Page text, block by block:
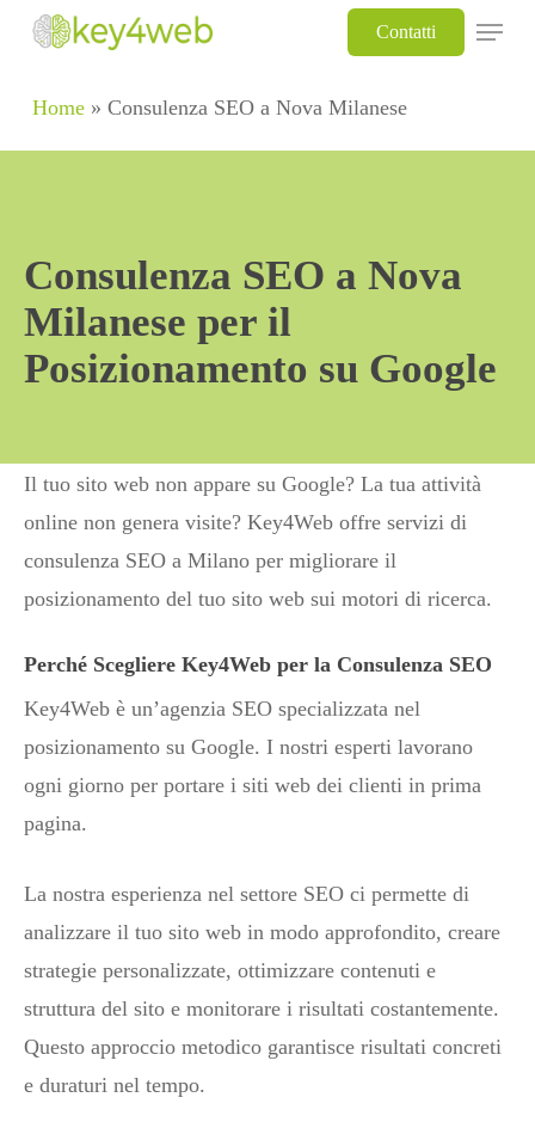
Skip
main
Contatti
Menu
Home» Consulenza SEO a Nova Milanese
Consulenza SEO a Nova
Milanese per il
Posizionamento su Google
Il tuo sito web non appare su Google? La tua attività
online non genera visite? Key4Web offre servizi di
consulenza SEO a Milano per migliorare il
posizionamento del tuo sito web sui motori di ricerca.
Perché Scegliere Key4Web per la Consulenza SEO
Key4Web è un’agenzia SEO specializzata nel
posizionamento su Google. I nostri esperti lavorano
ogni giorno per portare i siti web dei clienti in prima
pagina.
La nostra esperienza nel settore SEO ci permette di
analizzare il tuo sito web in modo approfondito, creare
strategie personalizzate, ottimizzare contenuti e
struttura del sito e monitorare i risultati costantemente.
Questo approccio metodico garantisce risultati concreti
e duraturi nel tempo.